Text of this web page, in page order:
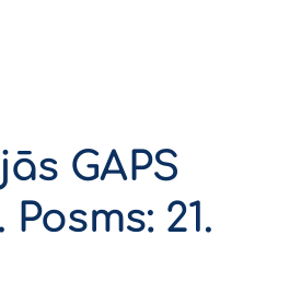
GAPS
21.